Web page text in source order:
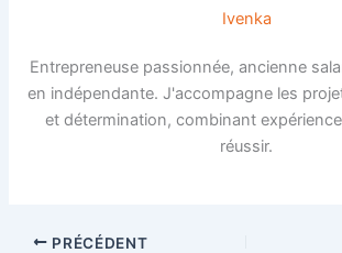
Ivenka
Entrepreneuse passionnée, ancienne
en indépendante. J'accompagne les
et détermination, combinant
réussir.
PRÉCÉDENT